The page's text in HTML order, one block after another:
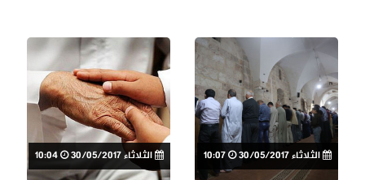
الثلاثاء 30/05/2017 الثلاثاء 30/05/2017